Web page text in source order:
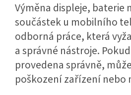
Výměna displeje, baterie
součástek u mobilního
odborná práce, která
a správné nástroje.
provedena správně,
poškození zařízení